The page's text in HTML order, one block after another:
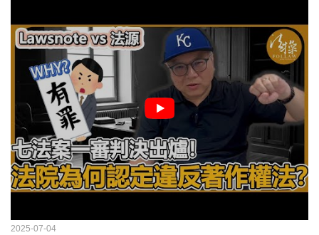
2025-07-04